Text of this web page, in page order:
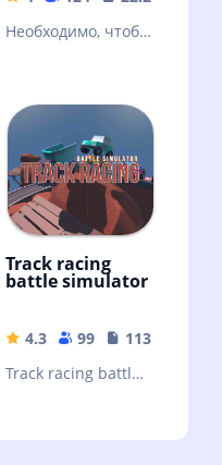
Необходимо, чтобы
машинок
пересекло
перекресток.
Track racing
battle simulator
4.3 99
113.11 MB
Track racing battle